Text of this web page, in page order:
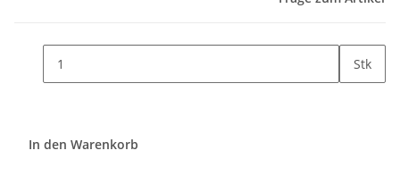
Stk
In den Warenkorb